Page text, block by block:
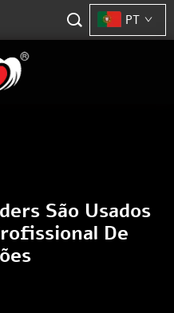
PT
São Usados
De